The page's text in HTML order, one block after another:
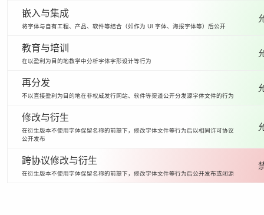
嵌入与集成
将字体与自有工程、产品、软件等结合（如作为 UI 字体、海报字体等）后公开
教育与培训
在以盈利为目的地教学中分析字体字形设计等行为
再分发
不以直接盈利为目的地在非权威发行网站、软件等渠道公开分发源字体文件的行为
修改与衍生
在衍生版本不使用字体保留名称的前提下，修改字体文件等行为后以相同许可协议
公开发布
跨协议修改与衍生
在衍生版本不使用字体保留名称的前提下，修改字体文件等行为后公开发布或闭源